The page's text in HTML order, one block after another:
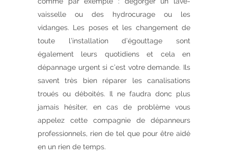
vaisselle ou des hydrocurage ou les
vidanges. Les poses et les changement de
toute l’installation d’égouttage sont
également leurs quotidiens et cela en
dépannage urgent si c’est votre demande. Ils
savent très bien réparer les canalisations
troués ou déboités. Il ne faudra donc plus
jamais hésiter, en cas de problème vous
appelez cette compagnie de dépanneurs
professionnels, rien de tel que pour être aidé
en un rien de temps.